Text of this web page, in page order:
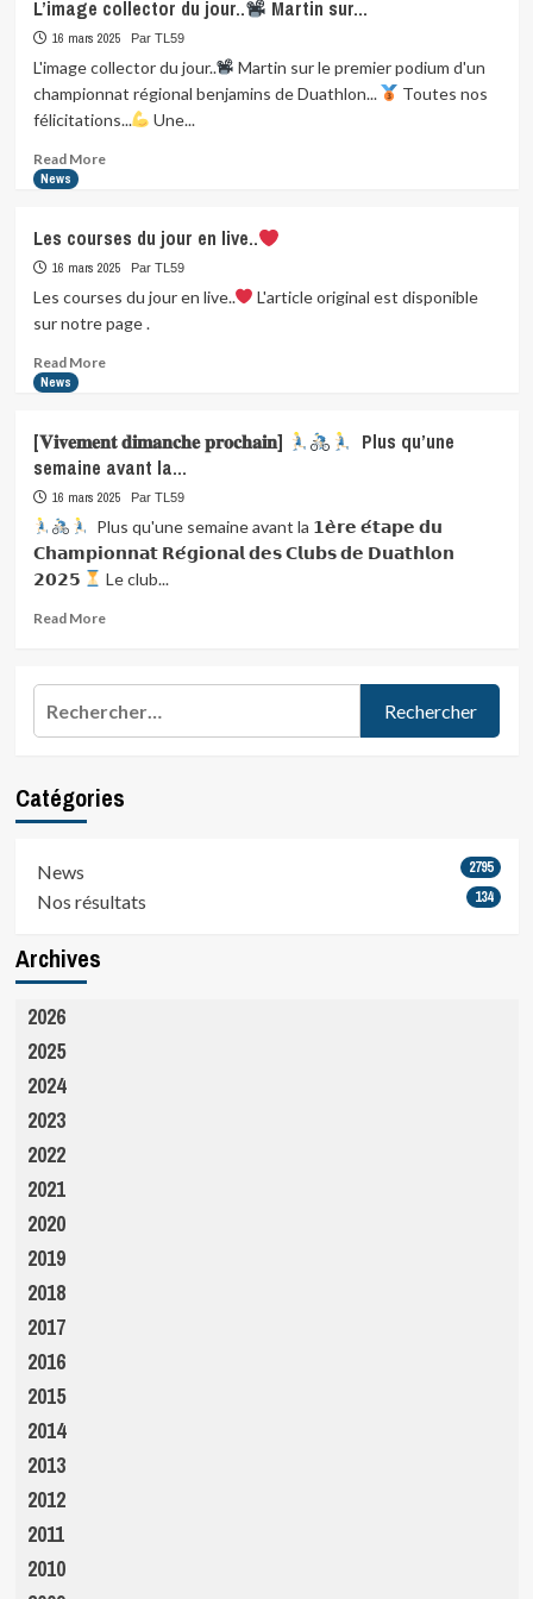
L’image collector du jour.. Martin sur…
16 mars 2025 Par TL59
L'image collector du jour..
Martin sur le premier podium d'un
championnat régional benjamins de Duathlon...
Toutes nos
félicitations...
Une...
Read MoreRead
collector
du
jour..
Martin
sur…
News
Les courses du jour en live..
16 mars 2025 Par TL59
Les courses du jour en live..
L'article original est disponible
sur notre page .
Read MoreRead
courses
du
jour
live..
News
[𝐕𝐢𝐯𝐞𝐦𝐞𝐧𝐭 𝐝𝐢𝐦𝐚𝐧𝐜𝐡𝐞 𝐩𝐫𝐨𝐜𝐡𝐚𝐢𝐧]
​ Plus qu’une
semaine avant la…
16 mars 2025 Par TL59
​ Plus qu'une semaine avant la 𝟭𝗲̀𝗿𝗲 𝗲́𝘁𝗮𝗽𝗲 𝗱𝘂
𝗖𝗵𝗮𝗺𝗽𝗶𝗼𝗻𝗻𝗮𝘁 𝗥𝗲́𝗴𝗶𝗼𝗻𝗮𝗹 𝗱𝗲𝘀 𝗖𝗹𝘂𝗯𝘀 𝗱𝗲 𝗗𝘂𝗮𝘁𝗵𝗹𝗼𝗻
𝟮𝟬𝟮𝟱
Le club...
Read MoreRead
[𝐕𝐢𝐯𝐞𝐦𝐞𝐧𝐭
𝐝𝐢𝐦𝐚𝐧𝐜𝐡𝐞
avant
Catégories
News 2795
Nos résultats 134
Archives
2026
2025
2024
2023
2022
2021
2020
2019
2018
2017
2016
2015
2014
2013
2012
2011
2010